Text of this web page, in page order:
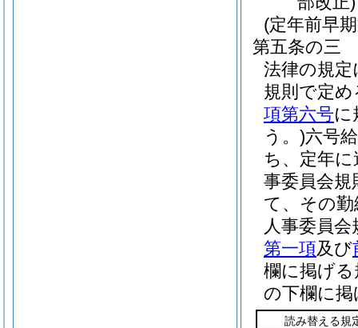
(定年前早
第五条の三
法律の規
規則で定
項第六号に
う。)六号
ち、定年
事委員会
て、その
人事委員
第一項及び
欄に掲げる
の下欄に
読み替える規